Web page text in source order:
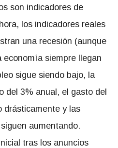
son indicadores de
los indicadores reales
una recesión (aunque
economía siempre llegan
sigue siendo bajo, la
del 3% anual, el gasto del
drásticamente y las
aumentando.
tras los anuncios